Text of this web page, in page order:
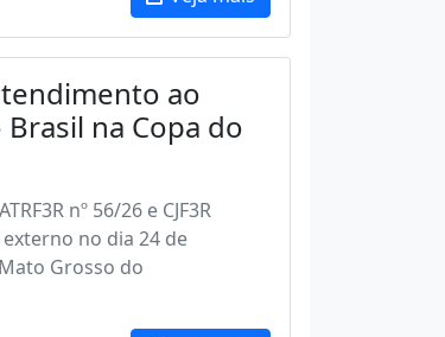
ao
na Copa do
nº 56/26 e CJF3R
no dia 24 de
Grosso do